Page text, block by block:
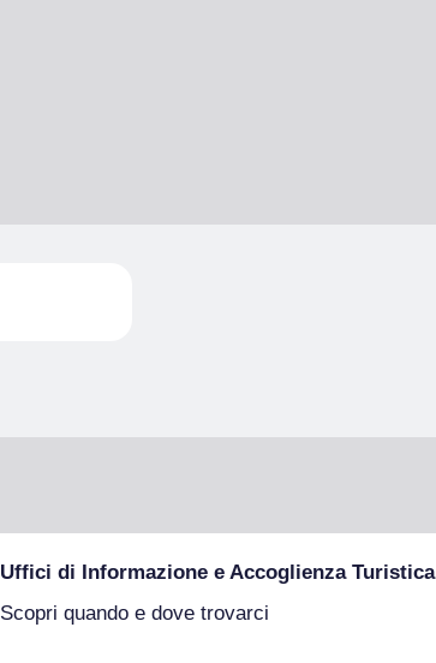
Uffici di Informazione e Accoglienza Turistica
Scopri quando e dove trovarci